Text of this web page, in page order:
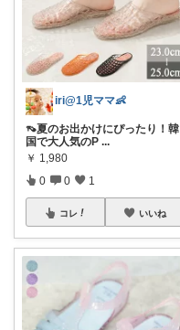
iri@1児ママ👶
👡夏のお出かけにぴったり！韓
国で大人気のP ...
￥ 1,980
0 0 1
コレ いいね